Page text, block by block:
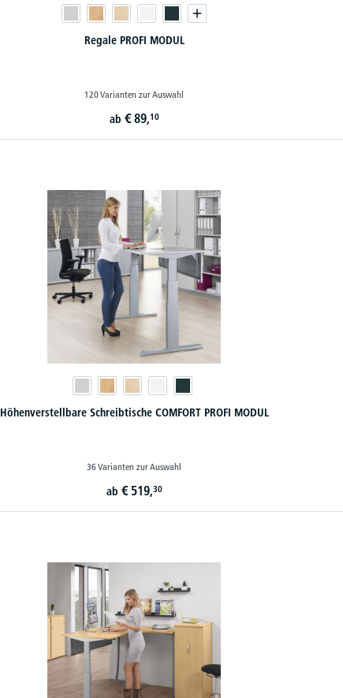
Regale PROFI MODUL
120 Varianten zur Auswahl
ab € 89,10
Höhenverstellbare Schreibtische COMFORT PROFI MODUL
36 Varianten zur Auswahl
ab € 519,30